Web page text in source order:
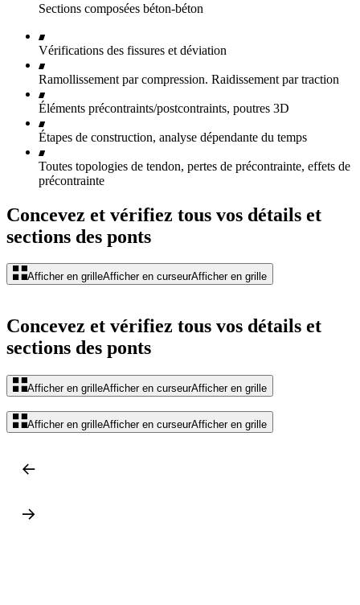
Sections composées béton-béton
Vérifications des fissures et déviation
Ramollissement par compression. Raidissement par traction
Éléments précontraints/postcontraints, poutres 3D
Étapes de construction, analyse dépendante du temps
Toutes topologies de tendon, pertes de précontrainte, effets de
précontrainte
Concevez et vérifiez tous vos détails et
sections des ponts
Afficher en grilleAfficher en curseurAfficher en grille
Concevez et vérifiez tous vos détails et
sections des ponts
Afficher en grilleAfficher en curseurAfficher en grille
Afficher en grilleAfficher en curseurAfficher en grille